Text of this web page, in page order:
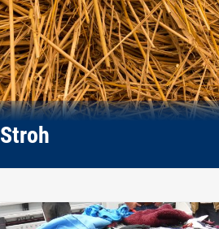
Stroh